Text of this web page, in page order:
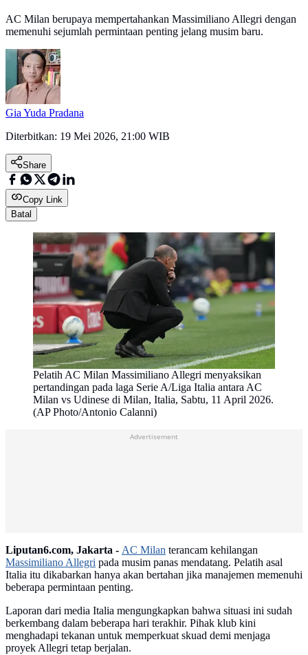
AC Milan berupaya mempertahankan Massimiliano Allegri dengan
memenuhi sejumlah permintaan penting jelang musim baru.
Gia Yuda Pradana
Diterbitkan: 19 Mei 2026, 21:00 WIB
Share
Copy Link
Batal
Pelatih AC Milan Massimiliano Allegri menyaksikan
pertandingan pada laga Serie A/Liga Italia antara AC
Milan vs Udinese di Milan, Italia, Sabtu, 11 April 2026.
(AP Photo/Antonio Calanni)
Advertisement
Liputan6.com, Jakarta - AC Milan terancam kehilangan
Massimiliano Allegri pada musim panas mendatang. Pelatih asal
Italia itu dikabarkan hanya akan bertahan jika manajemen memenuhi
beberapa permintaan penting.
Laporan dari media Italia mengungkapkan bahwa situasi ini sudah
berkembang dalam beberapa hari terakhir. Pihak klub kini
menghadapi tekanan untuk memperkuat skuad demi menjaga
proyek Allegri tetap berjalan.